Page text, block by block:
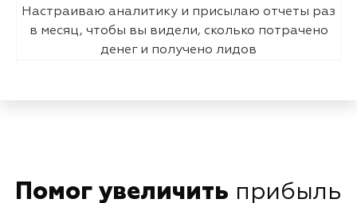
Настраиваю аналитику и присылаю отчеты раз
в месяц, чтобы вы видели, сколько потрачено
денег и получено лидов
Помог увеличить прибыль